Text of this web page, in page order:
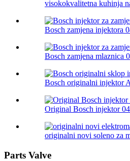
visokokvalitetna kuhinja
Bosch zamjena injektora
Bosch zamjena mlaznica
Bosch originalni injektor
Original Bosch injektor
originalni novi soleno za
Parts Valve